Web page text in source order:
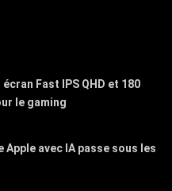
Fast IPS QHD et 180
le gaming
Apple avec IA passe sous les